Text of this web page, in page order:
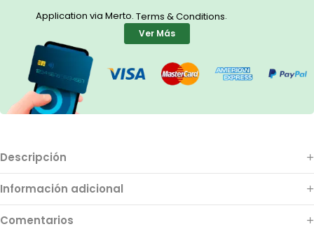
Application via Merto. Terms & Conditions.
Ver Más
Descripción
Información adicional
Comentarios